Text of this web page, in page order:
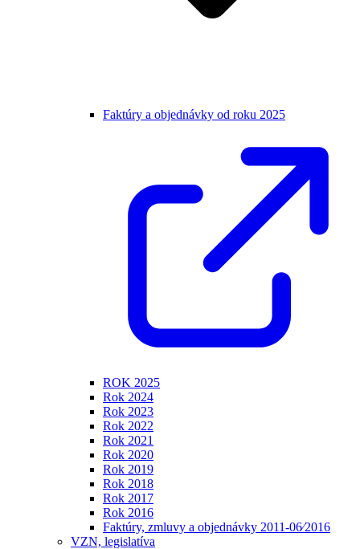
Faktúry a objednávky od roku 2025
ROK 2025
Rok 2024
Rok 2023
Rok 2022
Rok 2021
Rok 2020
Rok 2019
Rok 2018
Rok 2017
Rok 2016
Faktúry, zmluvy a objednávky 2011-06⁄2016
VZN, legislatíva